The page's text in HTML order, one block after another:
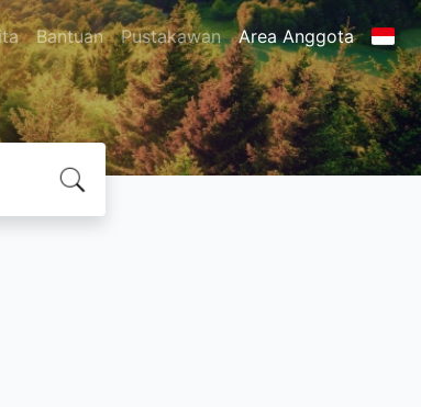
Bantuan Pustakawan Area Anggota